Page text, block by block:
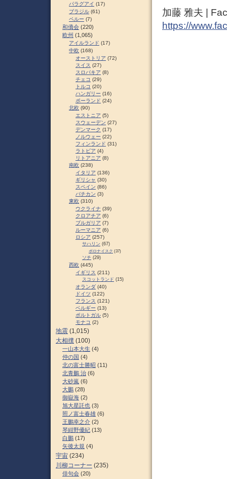
加藤 雅夫 |
https://
パラグアイ (17)
ブラジル (61)
ペルー (7)
和僑会 (220)
欧州 (1,065)
アイルランド (17)
中欧 (168)
オーストリア (72)
スイス (27)
スロパキア (8)
チェコ (29)
トルコ (20)
ハンガリー (16)
ポーランド (24)
北欧 (90)
エストニア (5)
スウェーデン (27)
デンマーク (17)
ノルウェー (22)
フィンランド (31)
ラトビア (4)
リトアニア (8)
南欧 (238)
イタリア (136)
ギリシャ (30)
スペイン (86)
バチカン (3)
東欧 (310)
ウクライナ (39)
クロアチア (6)
ブルガリア (7)
ルーマニア (6)
ロシア (257)
サハリン (67)
ポロナイスク (37)
ソチ (29)
西欧 (445)
イギリス (211)
スコットランド (15)
オランダ (40)
ドイツ (122)
フランス (121)
ベルギー (13)
ポルトガル (5)
モナコ (2)
地震 (1,015)
大相撲 (100)
一山本大生 (4)
仲の国 (4)
北の富士勝昭 (11)
北青鵬 治 (6)
大砂嵐 (6)
大鵬 (28)
御嶽海 (2)
旭大星託也 (3)
照ノ富士春雄 (6)
王鵬幸之介 (2)
琴紺野優紀 (13)
白鵬 (17)
矢後太規 (4)
宇宙 (234)
川柳コーナー (235)
俳句会 (20)